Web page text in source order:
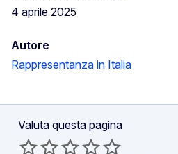
4 aprile 2025
Autore
Rappresentanza in Italia
Valuta questa pagina